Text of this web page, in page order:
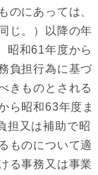
のにあっては、
じ。）以降の年
昭和61年度から
負担行為に基づ
きものとされる
ら昭和63年度ま
担又は補助で昭
ものについて適
る事務又は事業